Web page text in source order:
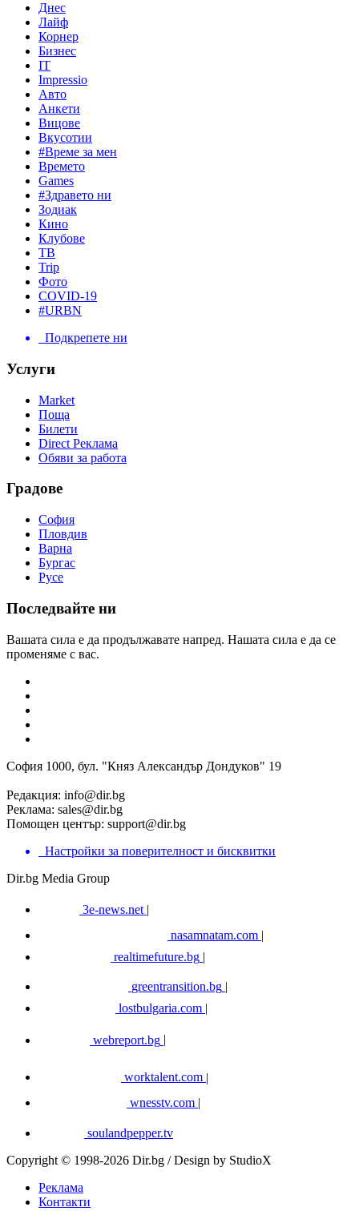
Днес
Лайф
Корнер
Бизнес
IT
Impressio
Авто
Анкети
Вицове
Вкусотии
#Време за мен
Времето
Games
#Здравето ни
Зодиак
Кино
Клубове
ТВ
Trip
Фото
COVID-19
#URBN
Подкрепете ни
Услуги
Market
Поща
Билети
Direct Реклама
Обяви за работа
Градове
София
Пловдив
Варна
Бургас
Русе
Последвайте ни
Вашата сила е да продължавате напред. Нашата сила е да се
променяме с вас.
София 1000, бул. "Княз Александър Дондуков" 19
Редакция: info@dir.bg
Реклама: sales@dir.bg
Помощен център: support@dir.bg
Настройки за поверителност и бисквитки
Dir.bg Media Group
3e-news.net |
nasamnatam.com |
realtimefuture.bg |
greentransition.bg |
lostbulgaria.com |
webreport.bg
worktalent.com |
wnesstv.com |
soulandpepper.tv
Copyright © 1998-2026 Dir.bg / Design by StudioX
Реклама
Контакти